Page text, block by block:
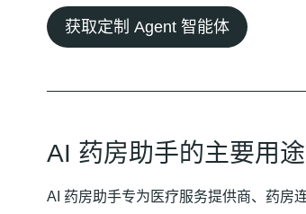
获取定制 Agent 智能体
AI 药房助手的主要用途
AI 药房助手专为医疗服务提供商、药房